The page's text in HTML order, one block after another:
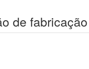
de